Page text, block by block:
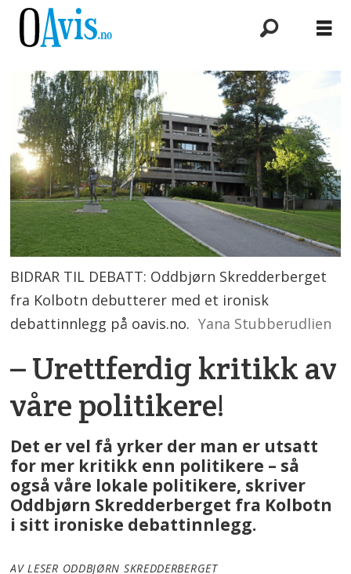
BIDRAR TIL DEBATT: Oddbjørn Skredderberget
fra Kolbotn debutterer med et ironisk
debattinnlegg på oavis.no. Yana Stubberudlien
– Urettferdig kritikk av
våre politikere!
Det er vel få yrker der man er utsatt
for mer kritikk enn politikere – så
også våre lokale politikere, skriver
Oddbjørn Skredderberget fra Kolbotn
i sitt ironiske debattinnlegg.
AV LESER ODDBJØRN SKREDDERBERGET